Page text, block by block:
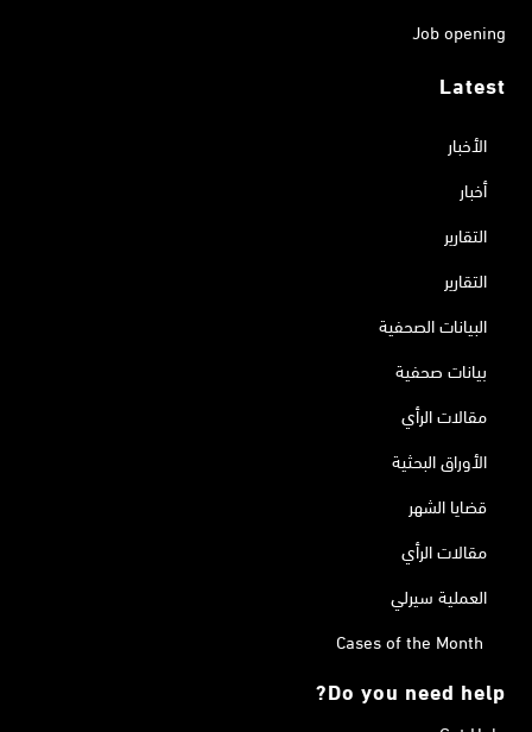
Job opening
Latest
الأخبار
أخبار
التقارير
التقارير
البيانات الصحفية
بيانات صحفية
مقالات الرأي
الأوراق البحثية
قضايا الشهر
مقالات الرأي
العملية سيرلي
Cases of the Month
Do you need help?